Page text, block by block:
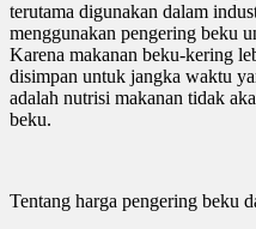
terutama digunakan dalam
menggunakan pengering beku
Karena makanan beku-kering
disimpan untuk jangka waktu
adalah nutrisi makanan tidak
beku.
Tentang harga pengering beku